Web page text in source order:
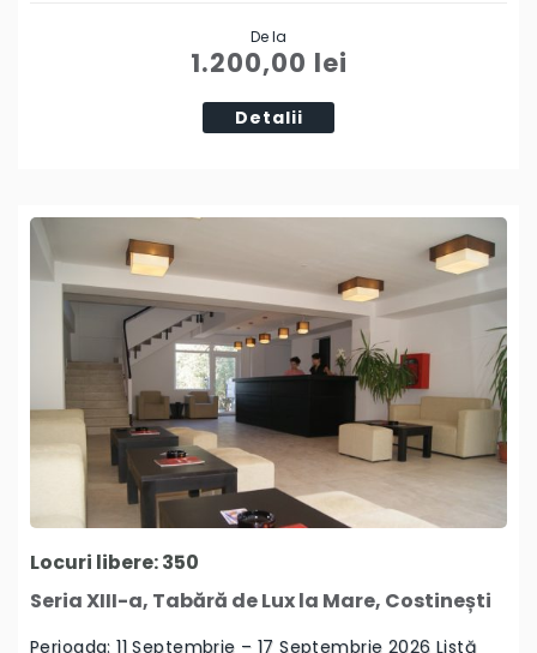
De la
1.200,00 lei
Detalii
Locuri libere: 350
Seria XIII-a, Tabără de Lux la Mare, Costinești
Perioada: 11 Septembrie – 17 Septembrie 2026 Listă